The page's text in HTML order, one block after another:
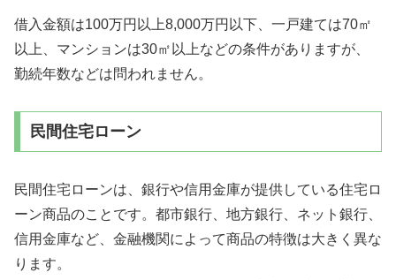
借入金額は100万円以上8,000万円以下、一戸建ては70㎡
以上、マンションは30㎡以上などの条件がありますが、
勤続年数などは問われません。
民間住宅ローン
民間住宅ローンは、銀行や信用金庫が提供している住宅ロ
ーン商品のことです。都市銀行、地方銀行、ネット銀行、
信用金庫など、金融機関によって商品の特徴は大きく異な
ります。